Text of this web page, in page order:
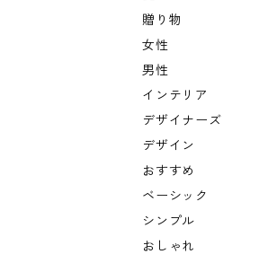
贈り物
女性
男性
インテリア
デザイナーズ
デザイン
おすすめ
ベーシック
シンプル
おしゃれ